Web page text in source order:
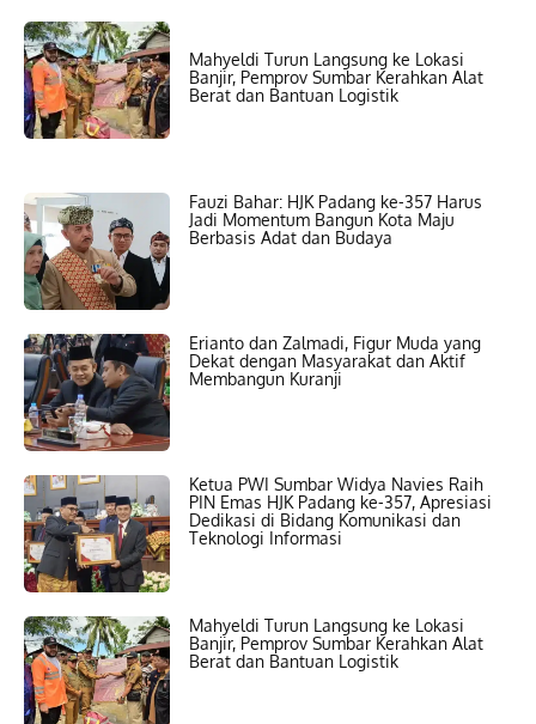
Mahyeldi Turun Langsung ke Lokasi
Banjir, Pemprov Sumbar Kerahkan Alat
Berat dan Bantuan Logistik
Fauzi Bahar: HJK Padang ke-357 Harus
Jadi Momentum Bangun Kota Maju
Berbasis Adat dan Budaya
Erianto dan Zalmadi, Figur Muda yang
Dekat dengan Masyarakat dan Aktif
Membangun Kuranji
Ketua PWI Sumbar Widya Navies Raih
PIN Emas HJK Padang ke-357, Apresiasi
Dedikasi di Bidang Komunikasi dan
Teknologi Informasi
Mahyeldi Turun Langsung ke Lokasi
Banjir, Pemprov Sumbar Kerahkan Alat
Berat dan Bantuan Logistik